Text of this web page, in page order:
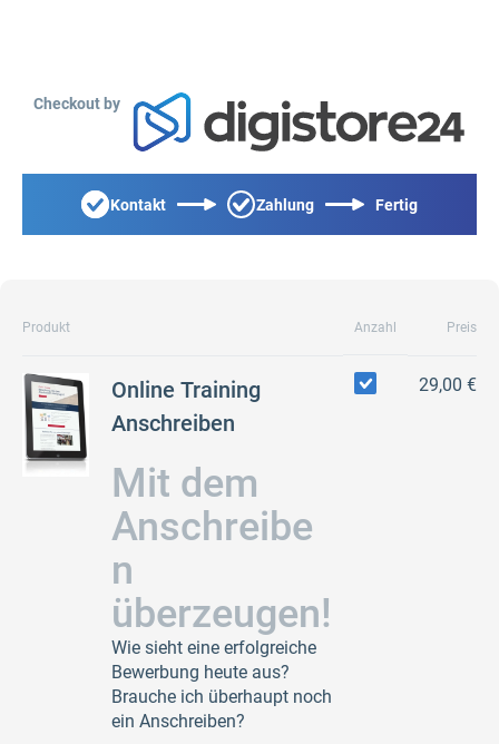
Checkout by
Kontakt Zahlung Fertig
Produkt Anzahl Preis
Online Training
Anschreiben
Mit dem
Anschreibe
n
überzeugen!
Wie sieht eine erfolgreiche
Bewerbung heute aus?
Brauche ich überhaupt noch
ein Anschreiben?
29,00 €